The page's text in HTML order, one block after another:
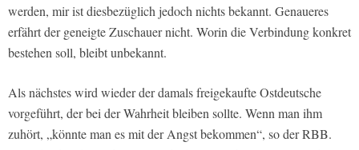
werden, mir ist diesbezüglich jedoch nichts bekannt. Genaueres
erfährt der geneigte Zuschauer nicht. Worin die Verbindung konkret
bestehen soll, bleibt unbekannt.
Als nächstes wird wieder der damals freigekaufte Ostdeutsche
vorgeführt, der bei der Wahrheit bleiben sollte. Wenn man ihm
zuhört, „könnte man es mit der Angst bekommen“, so der RBB.